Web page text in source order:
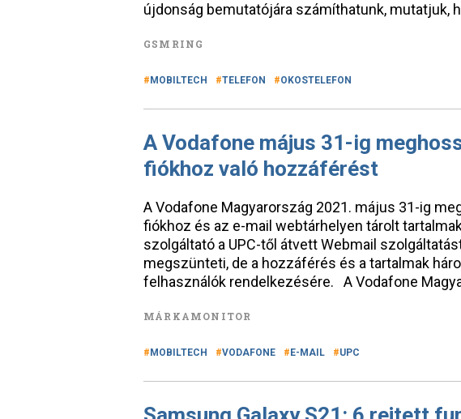
újdonság bemutatójára számíthatunk, mutatjuk,
GSMRING
MOBILTECH TELEFON OKOSTELEFON
A Vodafone május 31-ig
fiókhoz való hozzáférést
A Vodafone Magyarország 2021. május 31-ig
fiókhoz és az e-mail webtárhelyen tárolt
szolgáltató a UPC-től átvett Webmail
megszünteti, de a hozzáférés és a tartalmak
felhasználók rendelkezésére. A Vodafone
MÁRKAMONITOR
MOBILTECH VODAFONE E-MAIL UPC